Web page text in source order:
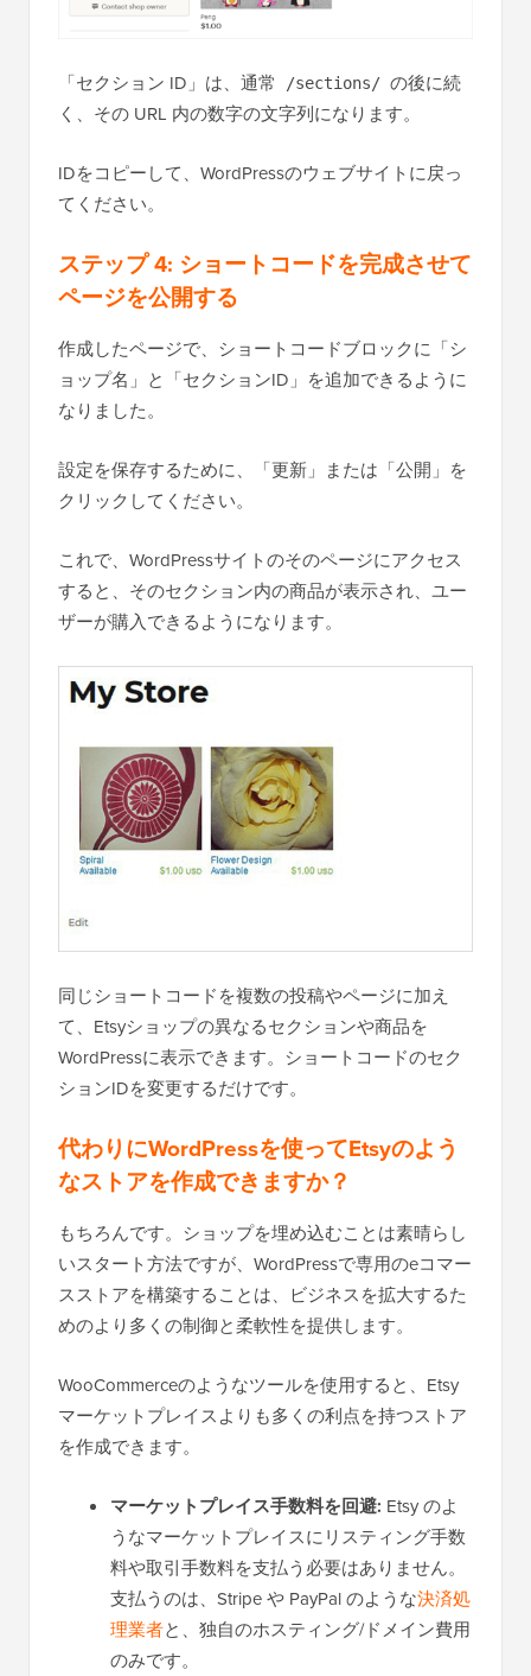
「セクション ID」は、通常 /sections/ の後に続
く、その URL 内の数字の文字列になります。
IDをコピーして、WordPressのウェブサイトに戻っ
てください。
ステップ 4: ショートコードを完成させて
ページを公開する
作成したページで、ショートコードブロックに「シ
ョップ名」と「セクションID」を追加できるように
なりました。
設定を保存するために、「更新」または「公開」を
クリックしてください。
これで、WordPressサイトのそのページにアクセス
すると、そのセクション内の商品が表示され、ユー
ザーが購入できるようになります。
同じショートコードを複数の投稿やページに加え
て、Etsyショップの異なるセクションや商品を
WordPressに表示できます。ショートコードのセク
ションIDを変更するだけです。
代わりにWordPressを使ってEtsyのよう
なストアを作成できますか？
もちろんです。ショップを埋め込むことは素晴らし
いスタート方法ですが、WordPressで専用のeコマー
スストアを構築することは、ビジネスを拡大するた
めのより多くの制御と柔軟性を提供します。
WooCommerceのようなツールを使用すると、Etsy
マーケットプレイスよりも多くの利点を持つストア
を作成できます。
マーケットプレイス手数料を回避: Etsy のよ
うなマーケットプレイスにリスティング手数
料や取引手数料を支払う必要はありません。
支払うのは、Stripe や PayPal のような決済処
理業者と、独自のホスティング/ドメイン費用
のみです。